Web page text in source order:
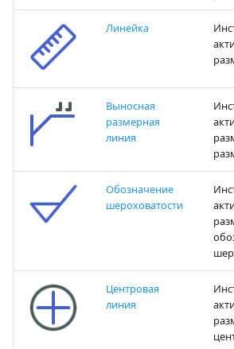
Линейка
Выносная
размерная
линия
Обозначение
шероховатости
Центровая
линия